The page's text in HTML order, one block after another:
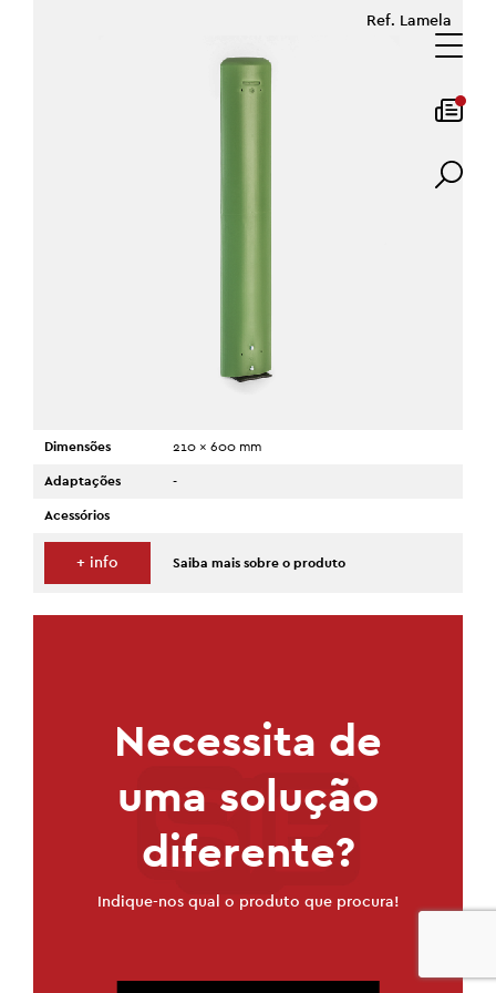
Ref. Lamela
Dimensões 210 x 600 mm
Adaptações -
Acessórios
+ info Saiba mais sobre o produto
Necessita de
uma solução
diferente?
Indique-nos qual o produto que procura!